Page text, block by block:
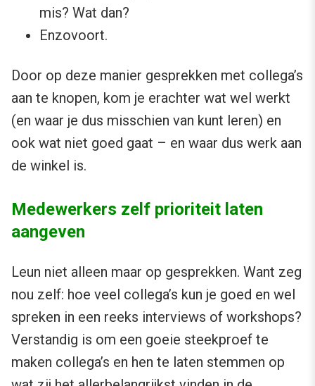
mis? Wat dan?
Enzovoort.
Door op deze manier gesprekken met collega’s
aan te knopen, kom je erachter wat wel werkt
(en waar je dus misschien van kunt leren) en
ook wat niet goed gaat – en waar dus werk aan
de winkel is.
Medewerkers zelf prioriteit laten
aangeven
Leun niet alleen maar op gesprekken. Want zeg
nou zelf: hoe veel collega’s kun je goed en wel
spreken in een reeks interviews of workshops?
Verstandig is om een goeie steekproef te
maken collega’s en hen te laten stemmen op